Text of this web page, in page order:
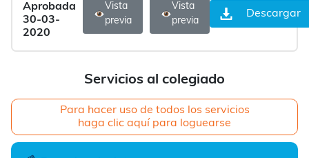
Servicios al colegiado
Para hacer uso de todos los servicios
haga clic aquí para loguearse
Aprobada
30-03-
2020
Vista
previa
Vista
previa
Descargar